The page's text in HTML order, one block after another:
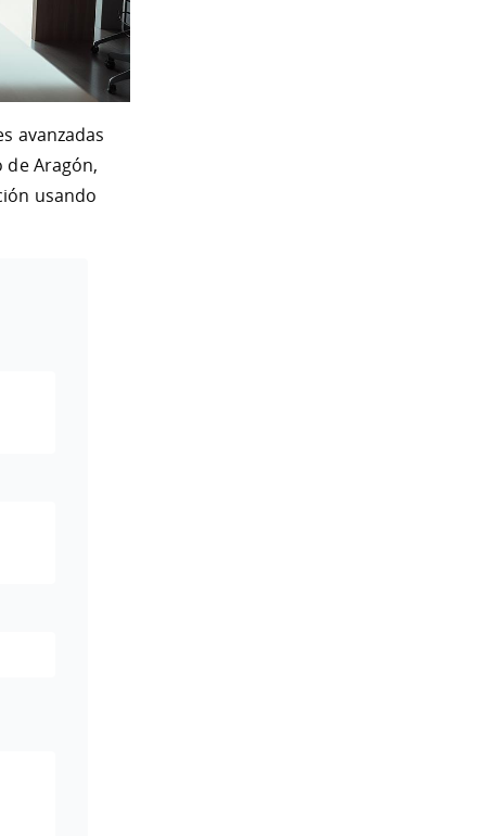
avanzadas
Aragón,
usando